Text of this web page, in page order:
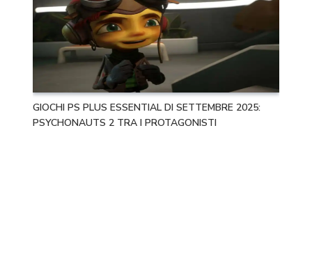
GIOCHI PS PLUS ESSENTIAL DI SETTEMBRE 2025:
PSYCHONAUTS 2 TRA I PROTAGONISTI